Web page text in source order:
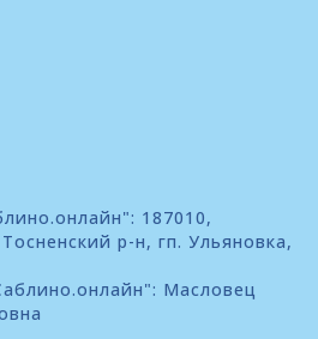
187010,
р-н, гп. Ульяновка,
Масловец